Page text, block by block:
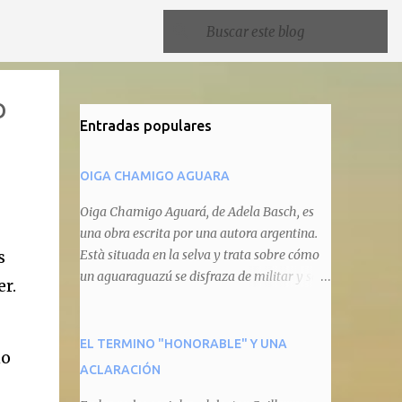
Entradas populares
OIGA CHAMIGO AGUARA
Oiga Chamigo Aguará, de Adela Basch, es
una obra escrita por una autora argentina.
Està situada en la selva y trata sobre cómo
un aguaraguazú se disfraza de militar y se
animal que pretenda circular por ahí. En
primera instancia aparece Teteu, el tero,
EL TERMINO "HONORABLE" Y UNA
ACLARACIÓN